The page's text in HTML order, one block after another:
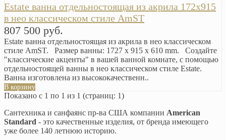
Estate ванна отдельностоящая из акрила 172х915
в нео классическом стиле AmST
807 500 руб.
Estate ванна отдельностоящая из акрила в нео классическом
стиле AmST. Размер ванны: 1727 x 915 x 610 mm. Создайте
"классические акценты" в вашей ванной комнате, с помощью
отдельностоящей ванны в нео классическом стиле Estate.
Ванна изготовлена из высококачественн..
В корзину
Показано с 1 по 1 из 1 (страниц: 1)
Сантехника и санфаянс пр-ва США компании American
Standard - это качественные изделия, от бренда имеющего
уже более 140 летнюю историю.